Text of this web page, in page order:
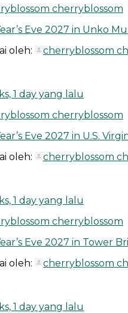
cherryblossom
Eve 2027 in Unko
oleh:
cherryblossom
1 day yang lalu
cherryblossom
Eve 2027 in U.S.
oleh:
cherryblossom
1 day yang lalu
cherryblossom
Eve 2027 in Tower
oleh:
cherryblossom
1 day yang lalu